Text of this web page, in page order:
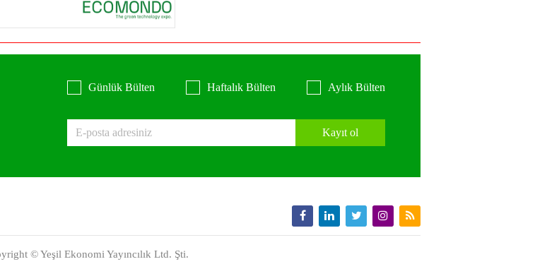
Günlük Bülten Haftalık Bülten Aylık Bülten
Kayıt ol
© Yeşil Ekonomi Yayıncılık Ltd. Şti.